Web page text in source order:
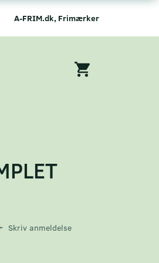
A-FRIM.dk, Frimærker
Skriv anmeldelse